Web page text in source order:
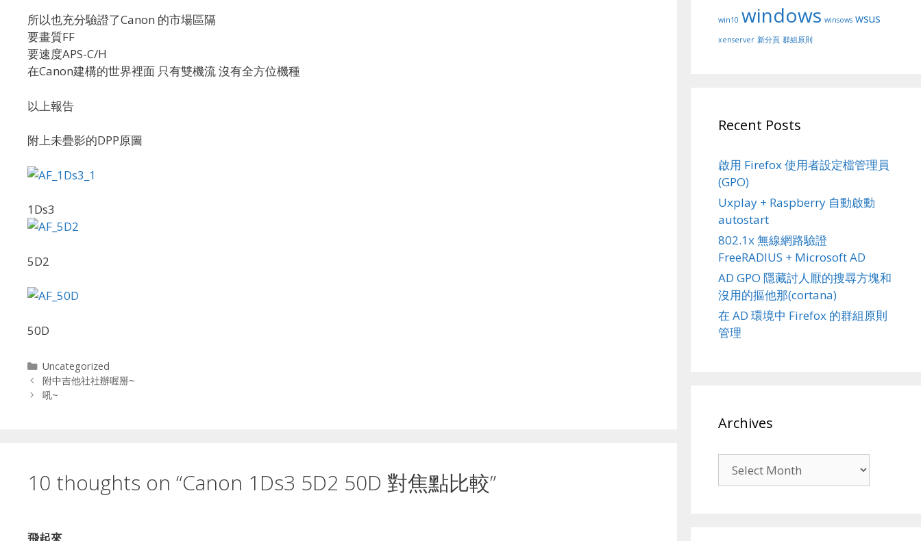
所以也充分驗證了Canon 的市場區隔
要畫質FF
要速度APS-C/H
在Canon建構的世界裡面 只有雙機流 沒有全方位機種
以上報告
附上未疊影的DPP原圖
1Ds3
5D2
50D
Categories
Uncategorized
附中吉他社社辦喔掰~
吼~
10 thoughts on “Canon 1Ds3 5D2 50D 對焦點比較”
飛起來
win10 windows winsows wsus
xenserver 新分頁 群組原則
Recent Posts
啟用 Firefox 使用者設定檔管理員
(GPO)
Uxplay + Raspberry 自動啟動
autostart
802.1x 無線網路驗證
FreeRADIUS + Microsoft AD
AD GPO 隱藏討人厭的搜尋方塊和
沒用的摳他那(cortana)
在 AD 環境中 Firefox 的群組原則
管理
Archives